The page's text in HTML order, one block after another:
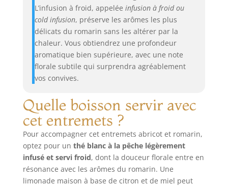
L’infusion à froid, appelée infusion à froid ou
cold infusion, préserve les arômes les plus
délicats du romarin sans les altérer par la
chaleur. Vous obtiendrez une profondeur
aromatique bien supérieure, avec une note
florale subtile qui surprendra agréablement
vos convives.
Quelle boisson servir avec
cet entremets ?
Pour accompagner cet entremets abricot et romarin,
optez pour un thé blanc à la pêche légèrement
infusé et servi froid, dont la douceur florale entre en
résonance avec les arômes du romarin. Une
limonade maison à base de citron et de miel peut